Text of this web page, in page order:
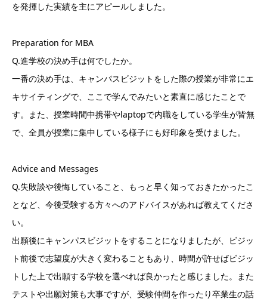
を発揮した実績を主にアピールしました。
Preparation for MBA
Q.進学校の決め手は何でしたか。
一番の決め手は、キャンパスビジットをした際の授業が非常にエ
キサイティングで、ここで学んでみたいと素直に感じたことで
す。また、授業時間中携帯やlaptopで内職をしている学生が皆無
で、全員が授業に集中している様子にも好印象を受けました。
Advice and Messages
Q.失敗談や後悔していること、もっと早く知っておきたかったこ
となど、今後受験する方々へのアドバイスがあれば教えてくださ
い。
出願後にキャンパスビジットをすることになりましたが、ビジッ
ト前後で志望度が大きく変わることもあり、時間が許せばビジッ
トした上で出願する学校を選べれば良かったと感じました。また
テストや出願対策も大事ですが、受験仲間を作ったり卒業生の話